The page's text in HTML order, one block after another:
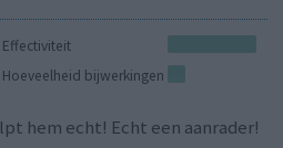
Effectiviteit
Hoeveelheid bijwerkingen
hem echt! Echt een aanrader!